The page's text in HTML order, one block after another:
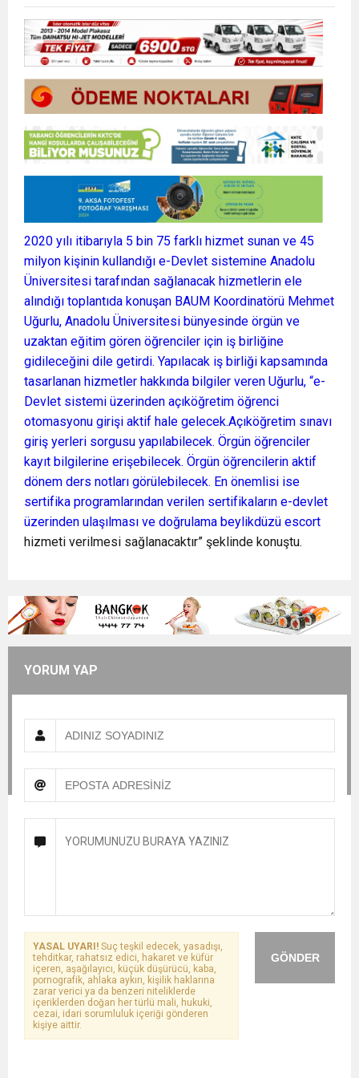
2020 yılı itibarıyla 5 bin 75 farklı hizmet sunan ve 45
milyon kişinin kullandığı e-Devlet sistemine Anadolu
Üniversitesi tarafından sağlanacak hizmetlerin ele
alındığı toplantıda konuşan BAUM Koordinatörü Mehmet
Uğurlu, Anadolu Üniversitesi bünyesinde örgün ve
uzaktan eğitim gören öğrenciler için iş birliğine
gidileceğini dile getirdi. Yapılacak iş birliği kapsamında
tasarlanan hizmetler hakkında bilgiler veren Uğurlu, “e-
Devlet sistemi üzerinden açıköğretim öğrenci
otomasyonu girişi aktif hale gelecek.Açıköğretim sınavı
giriş yerleri sorgusu yapılabilecek. Örgün öğrenciler
kayıt bilgilerine erişebilecek. Örgün öğrencilerin aktif
dönem ders notları görülebilecek. En önemlisi ise
sertifika programlarından verilen sertifikaların e-devlet
üzerinden ulaşılması ve doğrulama beylikdüzü escort
hizmeti verilmesi sağlanacaktır” şeklinde konuştu.
YORUM YAP
GÖNDER
YASAL UYARI! Suç teşkil edecek, yasadışı,
tehditkar, rahatsız edici, hakaret ve küfür
içeren, aşağılayıcı, küçük düşürücü, kaba,
pornografik, ahlaka aykırı, kişilik haklarına
zarar verici ya da benzeri niteliklerde
içeriklerden doğan her türlü mali, hukuki,
cezai, idari sorumluluk içeriği gönderen
kişiye aittir.